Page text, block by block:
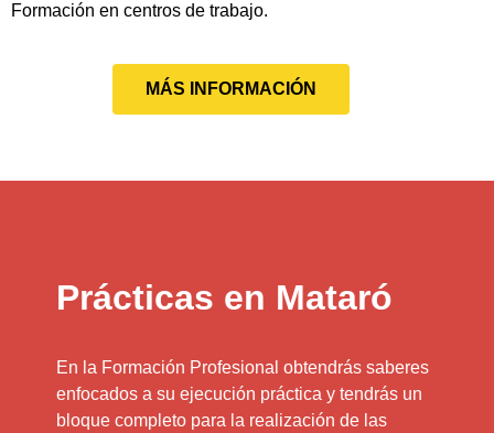
Formación en centros de trabajo.
MÁS INFORMACIÓN
Prácticas en Mataró
En la Formación Profesional obtendrás saberes
enfocados a su ejecución práctica y tendrás un
bloque completo para la realización de las